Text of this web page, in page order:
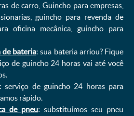
de carro, Guincho para empresas,
guincho para revenda de
oficina mecânica, guincho para
de bateria: sua bateria arriou? Fique
de guincho 24 horas vai até você
serviço de guincho 24 horas para
rápido.
de pneu: substituímos seu pneu